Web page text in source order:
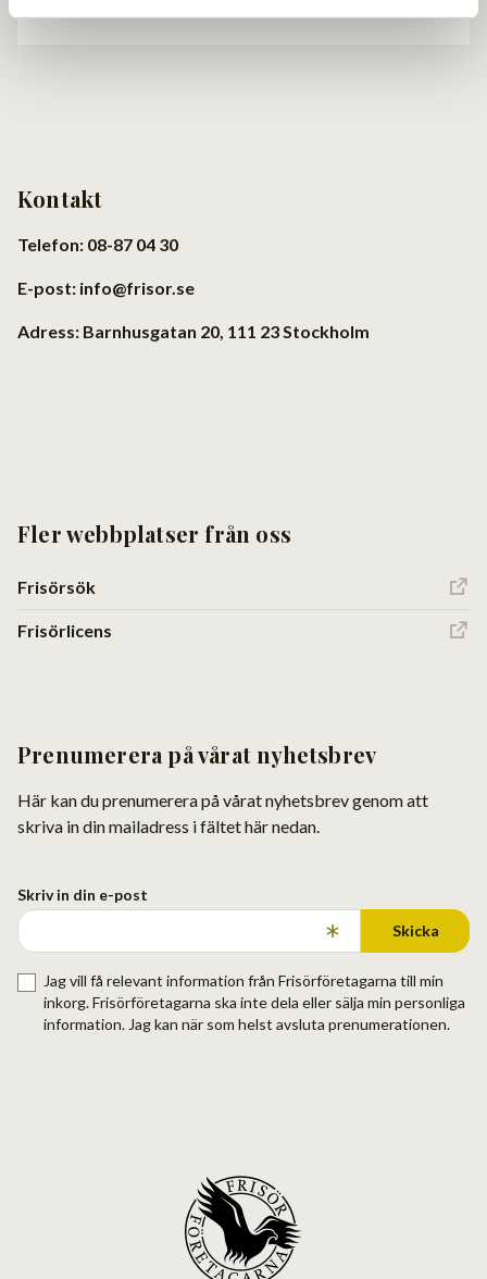
Kontakt
Telefon: 08-87 04 30
E-post: info@frisor.se
Adress: Barnhusgatan 20, 111 23 Stockholm
Fler webbplatser från oss
Frisörsök
Frisörlicens
Prenumerera på vårat nyhetsbrev
Här kan du prenumerera på vårat nyhetsbrev genom att
skriva in din mailadress i fältet här nedan.
Skriv in din e-post
Skicka
Jag vill få relevant information från Frisörföretagarna till min
inkorg. Frisörföretagarna ska inte dela eller sälja min personliga
information. Jag kan när som helst avsluta prenumerationen.